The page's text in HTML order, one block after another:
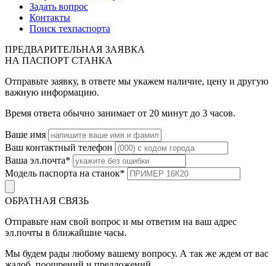
Задать вопрос
Контакты
Поиск техпаспорта
ПРЕДВАРИТЕЛЬНАЯ ЗАЯВКА
НА ПАСПОРТ СТАНКА
Отправьте заявку, в ответе мы укажем наличие, цену и другую
важную информацию.
Время ответа обычно занимает от 20 минут до 3 часов.
Ваше имя
Ваш контактный телефон
Ваша эл.почта*
Модель паспорта на станок*
ОБРАТНАЯ СВЯЗЬ
Отправьте нам свой вопрос и мы ответим на ваш адрес
эл.почты в ближайшие часы.
Мы будем рады любому вашему вопросу. А так же ждем от вас